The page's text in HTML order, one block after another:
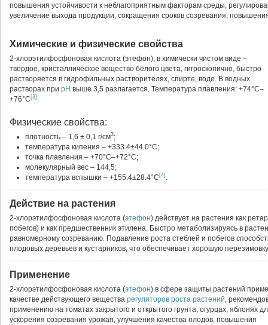
повышения устойчивости к неблагоприятным факторам среды,
увеличение выхода продукции, сокращения сроков созревания,
Химические и физические свойства
2-хлорэтилфосфоновая кислота (этефон), в химически чистом виде –
твердое, кристаллическое вещество белого цвета, гигроскопично, быстро
растворяется в гидрофильных растворителях, спирте, воде. В водных
растворах при pH выше 3,5 разлагается. Температура плавления: +74°C–
+76°C [3] .
Физические свойства:
плотность – 1,6 ± 0,1 г/см3;
температура кипения – +333.4±44.0°C;
точка плавления – +70°C–+72°C;
молекулярный вес – 144,5;
температура вспышки – +155.4±28.4°C [4] .
Действие на растения
2-хлорэтилфосфоновая кислота (этефон) действует на растения как
побегов) и как предшественник этилена. Быстро метаболизируясь в
равномерному созреванию. Подавление роста стеблей и побегов
плодовых деревьев и кустарников, что обеспечивает хорошую
Применение
2-хлорэтилфосфоновая кислота (этефон) в сфере защиты растений
качестве действующего вещества регуляторов роста растений,
применению на томатах закрытого и открытого грунта, огурцах, яблонях
ускорения созревания урожая, улучшения качества плодов, повышения